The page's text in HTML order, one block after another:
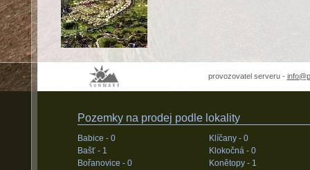
provozovatel serveru -
Pozemky na prodej podle lokality
Babice - 0
Bašť - 1
Bořanovice - 0
Klíčany - 0
Klokočná - 0
Konětopy - 1